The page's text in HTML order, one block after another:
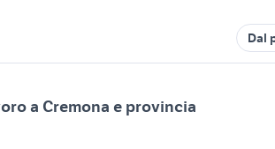
Dal
a Cremona e provincia